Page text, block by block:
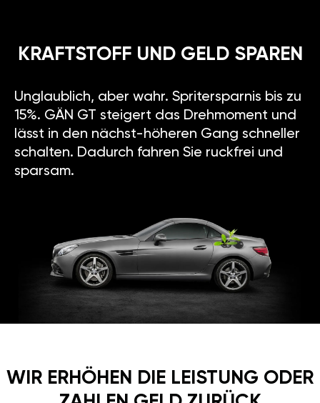
KRAFTSTOFF UND GELD SPAREN
Unglaublich, aber wahr. Spritersparnis bis zu
15%. GÄN GT steigert das Drehmoment und
lässt in den nächst-höheren Gang schneller
schalten. Dadurch fahren Sie ruckfrei und
sparsam.
WIR ERHÖHEN DIE LEISTUNG ODER